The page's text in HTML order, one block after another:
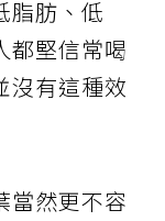
脂肪、低
都堅信常喝
沒有這種效
當然更不容